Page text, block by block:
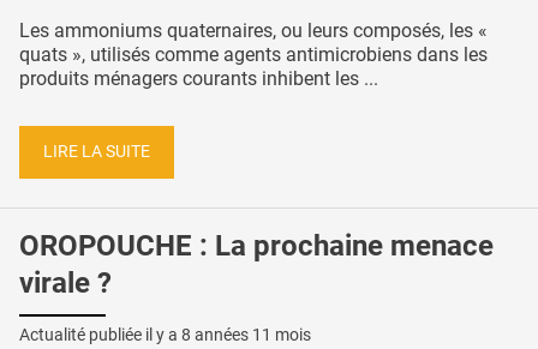
Les ammoniums quaternaires, ou leurs composés, les «
quats », utilisés comme agents antimicrobiens dans les
produits ménagers courants inhibent les ...
LIRE LA SUITE
OROPOUCHE : La prochaine menace
virale ?
Actualité publiée il y a 8 années 11 mois